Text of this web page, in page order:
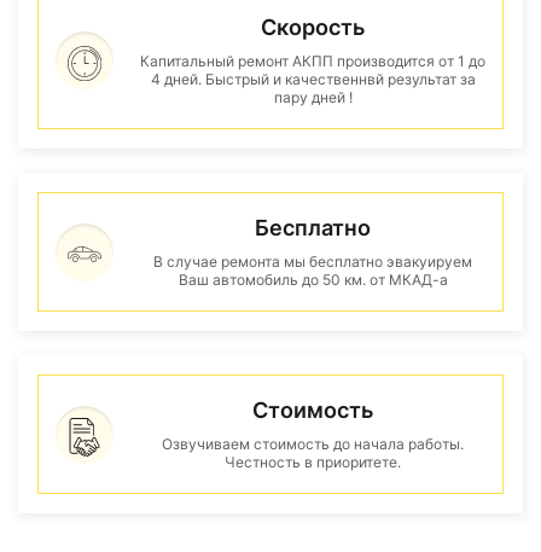
Скорость
Капитальный ремонт АКПП производится от 1 до
4 дней. Быстрый и качественнвй результат за
пару дней !
Бесплатно
В случае ремонта мы бесплатно эвакуируем
Ваш автомобиль до 50 км. от МКАД-а
Стоимость
Озвучиваем стоимость до начала работы.
Честность в приоритете.